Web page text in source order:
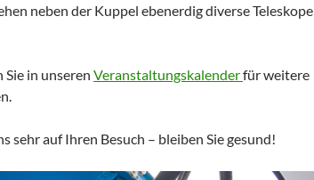
neben der Kuppel ebenerdig diverse Teleskope
Sie in unseren Veranstaltungskalenderfür weitere
sehr auf Ihren Besuch – bleiben Sie gesund!